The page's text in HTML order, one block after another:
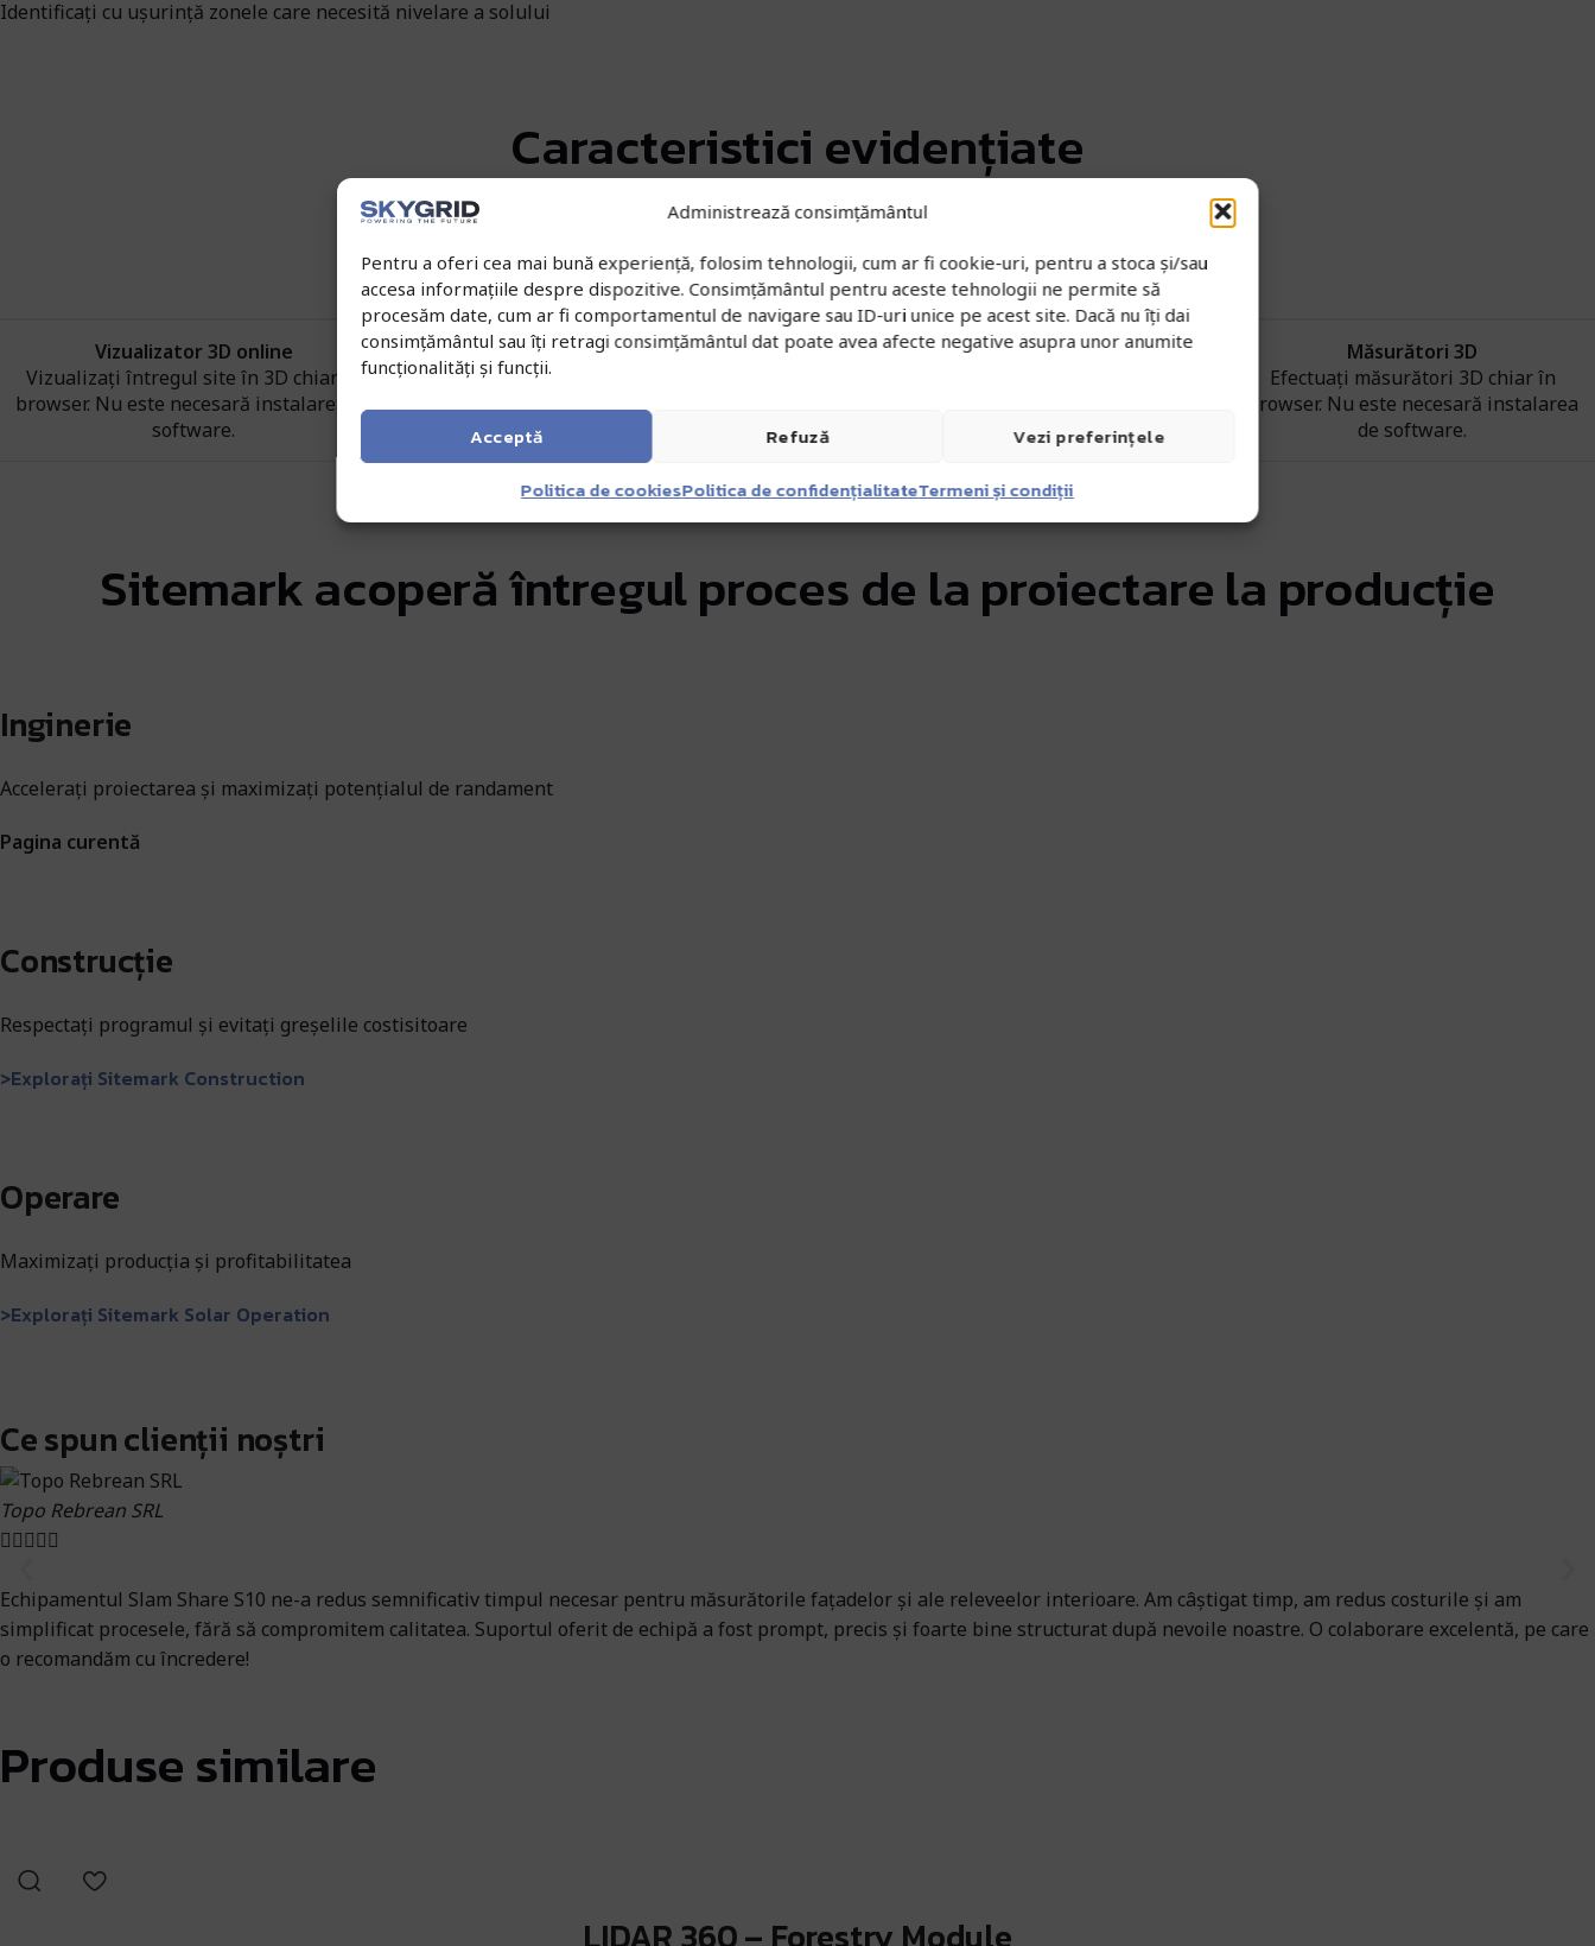
Administrează consimțământul
Pentru a oferi cea mai bună experiență, folosim tehnologii, cum ar fi cookie-uri, pentru a stoca și/sau
accesa informațiile despre dispozitive. Consimțământul pentru aceste tehnologii ne permite să
procesăm date, cum ar fi comportamentul de navigare sau ID-uri unice pe acest site. Dacă nu îți dai
consimțământul sau îți retragi consimțământul dat poate avea afecte negative asupra unor anumite
funcționalități și funcții.
Acceptă Refuză
Vezi preferințele
Politica de cookiesPolitica de confidențialitateTermeni și condiții
Identificați cu ușurință zonele care necesită nivelare a solului
Caracteristici evidențiate
Vizualizator 3D online
Vizualizați întregul site în 3D chiar în
browser. Nu este necesară instalarea de
software.
Exporturi de date
Exportați toate datele în diferite formate, cum ar
fi DXF, LAS și TIFF, pentru importare în software
Măsurători 3D
de software.
Măsurători 3D
Efectuați măsurători 3D chiar în
browser. Nu este necesară instalarea
de software.
Sitemark acoperă întregul proces de la proiectare la producție
Inginerie
Accelerați proiectarea și maximizați potențialul de randament
Pagina curentă
Construcție
Respectați programul și evitați greșelile costisitoare
>Explorați Sitemark Construction
Operare
Maximizați producția și profitabilitatea
>Explorați Sitemark Solar Operation
Ce spun clienții noștri
Topo Rebrean SRL

Echipamentul Slam Share S10 ne-a redus semnificativ timpul necesar pentru măsurătorile fațadelor și ale releveelor interioare. Am câștigat timp, am redus costurile și am
simplificat procesele, fără să compromitem calitatea. Suportul oferit de echipă a fost prompt, precis și foarte bine structurat după nevoile noastre. O colaborare excelentă, pe care
o recomandăm cu încredere!
Produse similare